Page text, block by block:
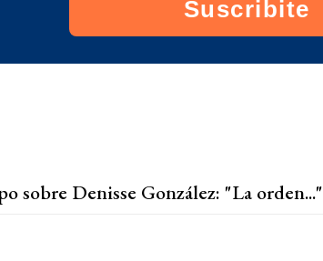
Suscribite
sobre Denisse González: "La orden..."